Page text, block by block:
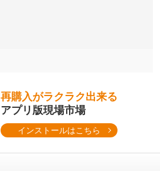
再購入がラクラク出来る
アプリ版現場市場
インストールはこちら